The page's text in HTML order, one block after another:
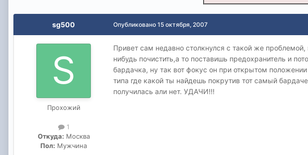
sg500
Прохожий
1
Откуда: Москва
Пол: Мужчина
Опубликовано 15 октября, 2007
Привет сам недавно столкнулся с такой же
нибудь почистить,а то поставишь предохранитель и
бардачка, ну так вот фокус он при открытом
типа где какой ты найдешь покрутив тот самый
получилась али нет. УДАЧИ!!!